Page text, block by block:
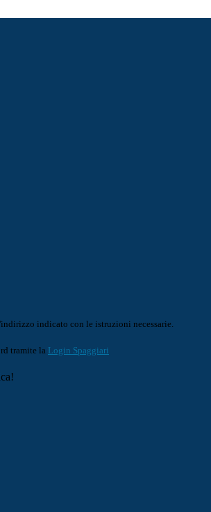
indicato con le istruzioni necessarie.
tramite la Login Spaggiari